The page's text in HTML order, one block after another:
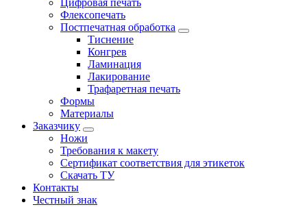
Цифровая печать
Флексопечать
Постпечатная обработка
Тиснение
Конгрев
Ламинация
Лакирование
Трафаретная печать
Формы
Материалы
Заказчику
Ножи
Требования к макету
Сертификат соответствия для этикеток
Скачать ТУ
Контакты
Честный знак